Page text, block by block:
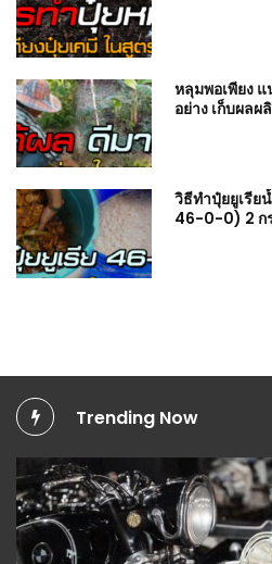
หลุมพอเพียง
อย่าง เก็บผลผ
วิธีทำปุ๋ยยูเรีย
46-0-0) 2 ก
Trending Now